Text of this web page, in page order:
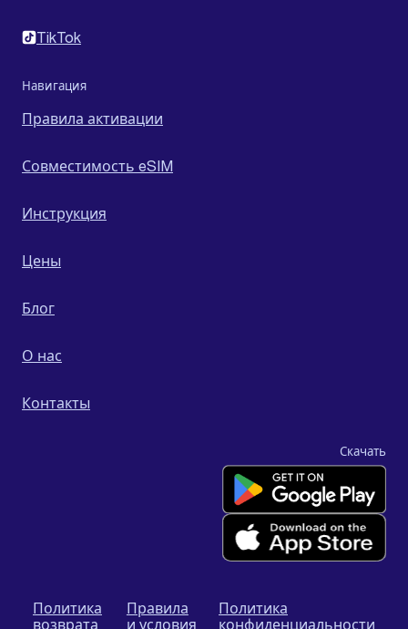
TikTok
Навигация
Правила активации
Совместимость eSIM
Инструкция
Цены
Блог
О нас
Контакты
Скачать
Политика
возврата
Правила
и условия
Политика
конфиденциальности